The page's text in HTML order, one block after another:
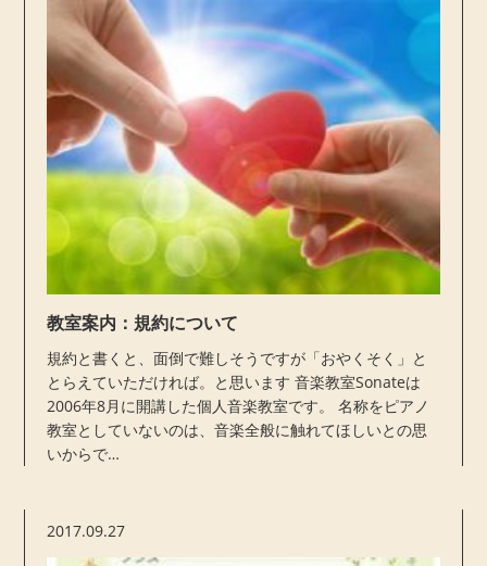
教室案内：規約について
規約と書くと、面倒で難しそうですが「おやくそく」と
とらえていただければ。と思います 音楽教室Sonateは
2006年8月に開講した個人音楽教室です。 名称をピアノ
教室としていないのは、音楽全般に触れてほしいとの思
いからで…
2017.09.27